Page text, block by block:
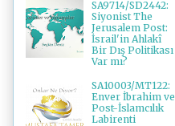
SA9714/SD2442:
Siyonist The
Jerusalem Post:
İsrail'in Ahlakî
Bir Dış Politikası
Var mı?
SA10003/MT122:
Enver İbrahim ve
Post-İslamcılık
Labirenti